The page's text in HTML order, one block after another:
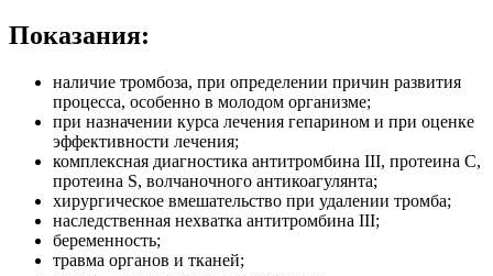
Показания:
наличие тромбоза, при определении причин развития
процесса, особенно в молодом организме;
при назначении курса лечения гепарином и при оценке
эффективности лечения;
комплексная диагностика антитромбина III, протеина С,
протеина S, волчаночного антикоагулянта;
хирургическое вмешательство при удалении тромба;
наследственная нехватка антитромбина III;
беременность;
травма органов и тканей;